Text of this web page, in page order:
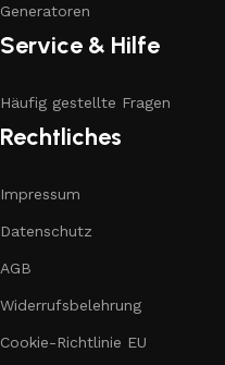
Generatoren
Service & Hilfe
Häufig gestellte Fragen
Rechtliches
Impressum
Datenschutz
AGB
Widerrufsbelehrung
Cookie-Richtlinie EU